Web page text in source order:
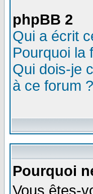
phpBB 2
Qui a écrit
Pourquoi la
Qui dois-je
à ce forum ?
Pourquoi
Vous êtes-